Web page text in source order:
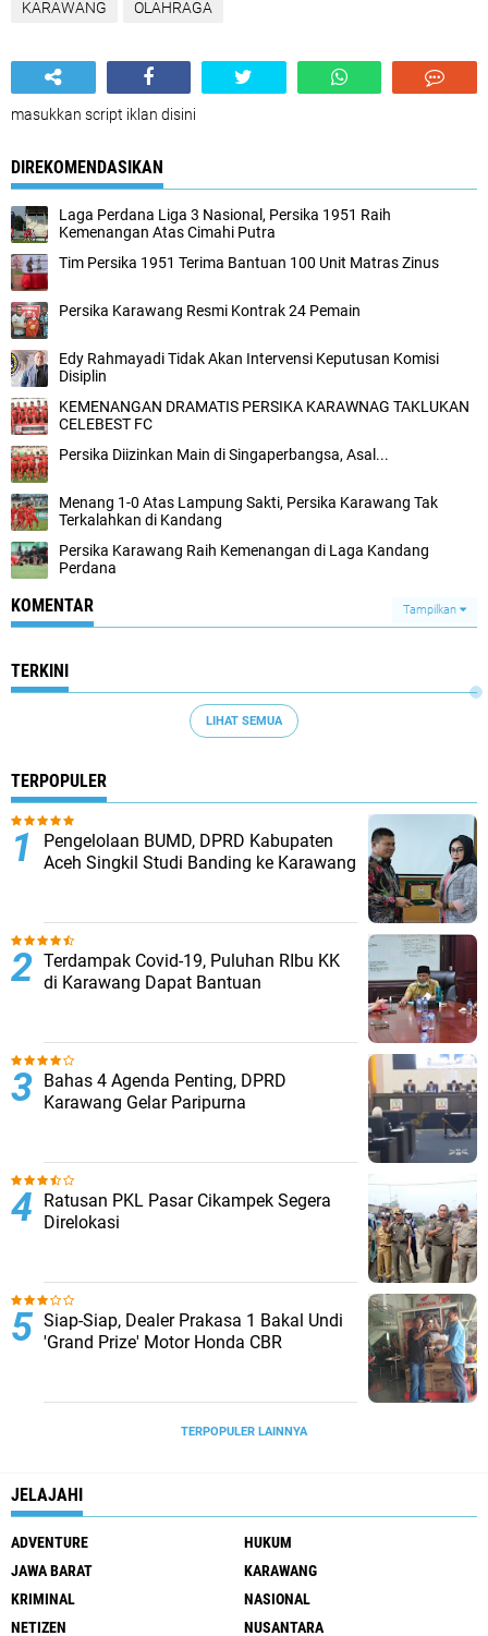
KARAWANG OLAHRAGA
masukkan script iklan disini
DIREKOMENDASIKAN
Laga Perdana Liga 3 Nasional, Persika 1951 Raih
Kemenangan Atas Cimahi Putra
Tim Persika 1951 Terima Bantuan 100 Unit Matras Zinus
Persika Karawang Resmi Kontrak 24 Pemain
Edy Rahmayadi Tidak Akan Intervensi Keputusan Komisi
Disiplin
KEMENANGAN DRAMATIS PERSIKA KARAWNAG TAKLUKAN
CELEBEST FC
Persika Diizinkan Main di Singaperbangsa, Asal...
Menang 1-0 Atas Lampung Sakti, Persika Karawang Tak
Terkalahkan di Kandang
Persika Karawang Raih Kemenangan di Laga Kandang
Perdana
KOMENTAR Tampilkan
TERKINI
LIHAT SEMUA
TERPOPULER
Pengelolaan BUMD, DPRD Kabupaten
Aceh Singkil Studi Banding ke Karawang
Terdampak Covid-19, Puluhan RIbu KK
di Karawang Dapat Bantuan
Bahas 4 Agenda Penting, DPRD
Karawang Gelar Paripurna
Ratusan PKL Pasar Cikampek Segera
Direlokasi
Siap-Siap, Dealer Prakasa 1 Bakal Undi
'Grand Prize' Motor Honda CBR
TERPOPULER LAINNYA
JELAJAHI
ADVENTURE
HUKUM
JAWA BARAT
KARAWANG
KRIMINAL
NASIONAL
NETIZEN
NUSANTARA